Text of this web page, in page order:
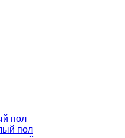
пол
пол